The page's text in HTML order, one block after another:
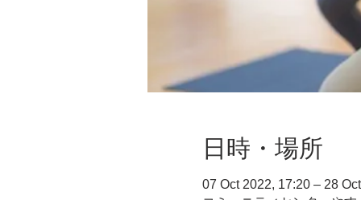
日時・場所
07 Oct 2022, 17:20 – 28